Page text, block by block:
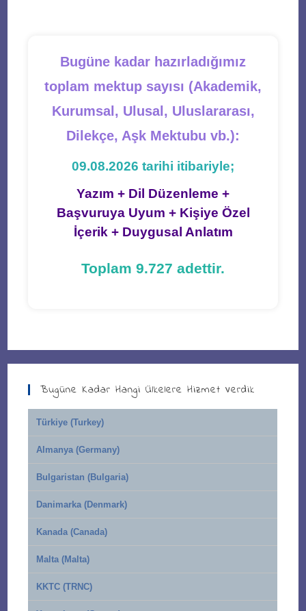
Bugüne kadar hazırladığımız
toplam mektup sayısı (Akademik,
Kurumsal, Ulusal, Uluslararası,
Dilekçe, Aşk Mektubu vb.):
09.08.2026 tarihi itibariyle;
Yazım + Dil Düzenleme +
Başvuruya Uyum + Kişiye Özel
İçerik + Duygusal Anlatım
Toplam 9.727 adettir.
Bugüne Kadar Hangi Ülkelere Hizmet Verdik
Türkiye (Turkey)
Almanya (Germany)
Bulgaristan (Bulgaria)
Danimarka (Denmark)
Kanada (Canada)
Malta (Malta)
KKTC (TRNC)